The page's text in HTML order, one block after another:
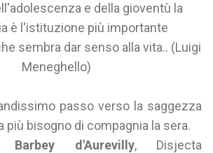
e della gioventù la
è l'istituzione più importante
sembra dar senso alla vita.. (Luigi
Meneghello)
passo verso la saggezza
più bisogno di compagnia la sera.
Barbey d'Aurevilly, Disjecta